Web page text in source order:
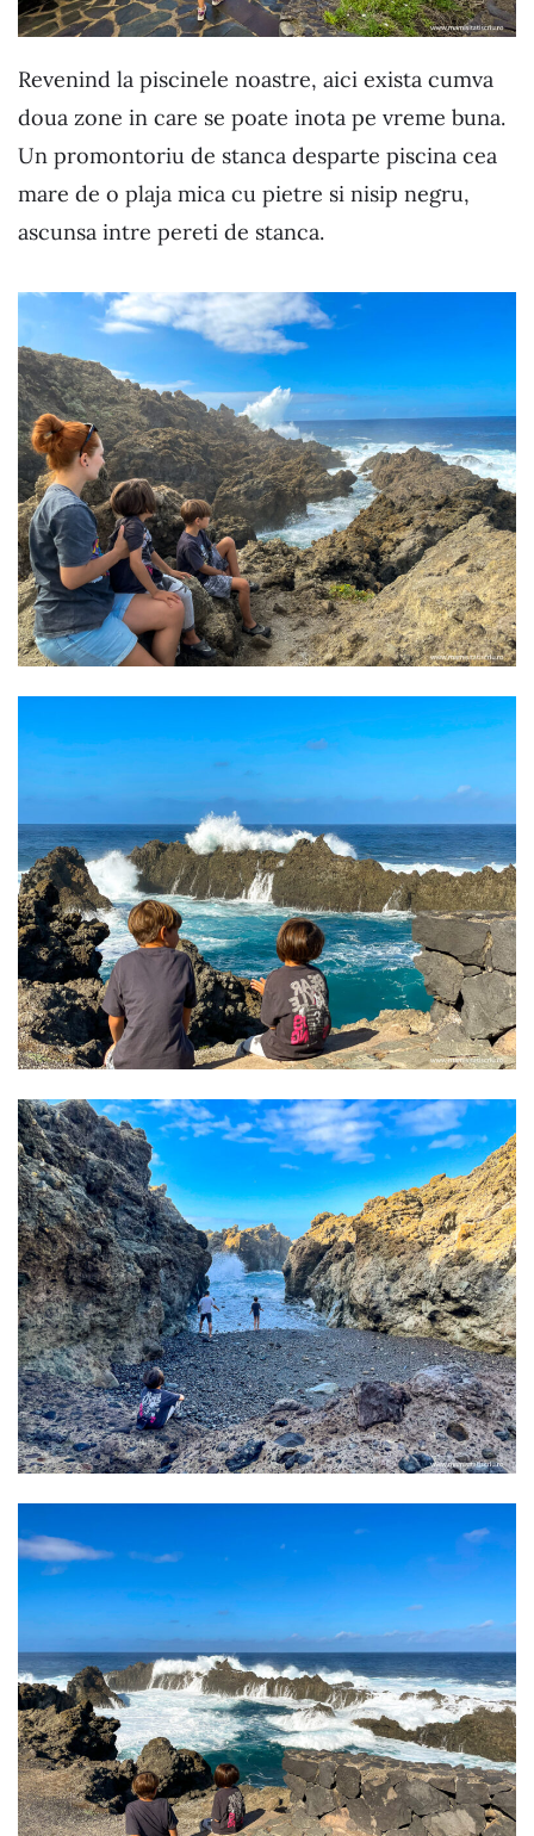
Revenind la piscinele noastre, aici exista cumva
doua zone in care se poate inota pe vreme buna.
Un promontoriu de stanca desparte piscina cea
mare de o plaja mica cu pietre si nisip negru,
ascunsa intre pereti de stanca.